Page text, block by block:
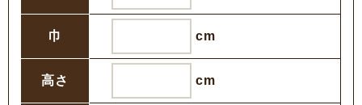
巾 cm
高さ cm